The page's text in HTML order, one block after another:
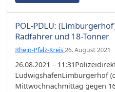
POL-PDLU:
Radfahrer und 18-Tonner
Rhein-Pfalz-Kreis26. August 2021
26.08.2021 –
LudwigshafenLimburgerhof
Mittwochnachmittag gegen